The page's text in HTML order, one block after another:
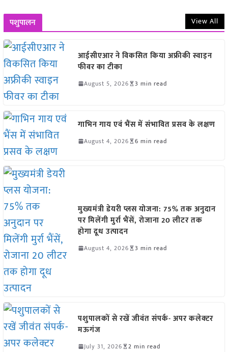
पशुपालन View All
आईसीएआर ने विकसित किया अफ्रीकी स्वाइन
फीवर का टीका
August 5, 2026 3 min read
गाभिन गाय एवं भैंस में संभावित प्रसव के लक्षण
August 4, 2026 6 min read
मुख्यमंत्री डेयरी प्लस योजना: 75% तक अनुदान
पर मिलेंगी मुर्रा भैंसें, रोजाना 20 लीटर तक
होगा दूध उत्पादन
August 4, 2026 3 min read
पशुपालकों से रखें जीवंत संपर्क- अपर कलेक्टर
मऊगंज
July 31, 2026 2 min read